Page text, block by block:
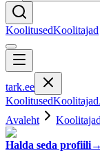
KoolitusedKoolitajad
tark.ee
KoolitusedKoolitajad
Avaleht
Koolitajad
Halda seda profiili→